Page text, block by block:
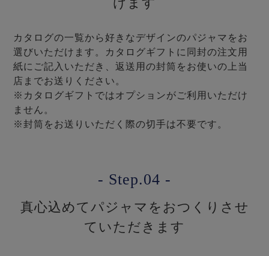
カタログの一覧から好きなデザインのパジャマをお
選びいただけます。カタログギフトに同封の注文用
紙にご記入いただき、返送用の封筒をお使いの上当
店までお送りください。
※カタログギフトではオプションがご利用いただけ
ません。
※封筒をお送りいただく際の切手は不要です。
- Step.04 -
真心込めてパジャマをおつくりさせ
ていただきます